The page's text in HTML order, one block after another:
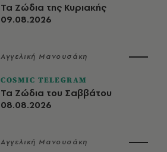
Τα Ζώδια της Κυριακής
09.08.2026
Αγγελική Μανουσάκη
COSMIC TELEGRAM
Τα Ζώδια του Σαββάτου
08.08.2026
Αγγελική Μανουσάκη